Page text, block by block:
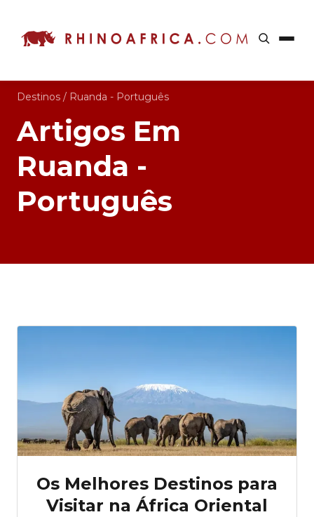
Destinos / Ruanda - Português
Artigos Em
Ruanda -
Português
Os Melhores Destinos para
Visitar na África Oriental